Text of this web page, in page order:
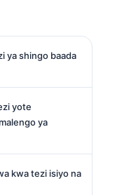
ya shingo baada
yote
ya
kwa tezi isiyo na